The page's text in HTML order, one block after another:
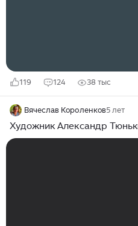
119 124 38 тыс
Вячеслав Короленков5 лет
Художник Александр